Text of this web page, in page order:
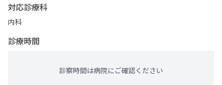
対応診療科
内科
診療時間
診察時間は病院にご確認ください